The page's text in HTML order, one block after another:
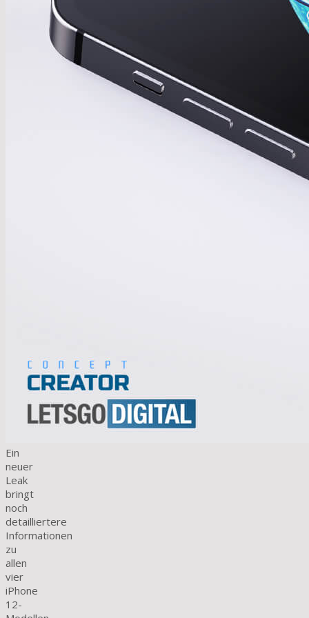
Ein
neuer
Leak
bringt
noch
detailliertere
Informationen
zu
allen
vier
iPhone
12-